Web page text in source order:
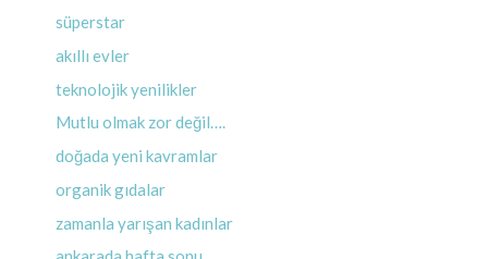
süperstar
akıllı evler
teknolojik yenilikler
Mutlu olmak zor değil….
doğada yeni kavramlar
organik gıdalar
zamanla yarışan kadınlar